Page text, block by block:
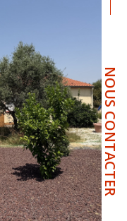
NOUS CONTACTER